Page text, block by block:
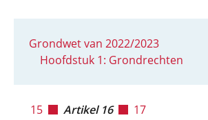
Grondwet van 2022/2023
Hoofdstuk 1: Grondrechten
15 Artikel 16 17